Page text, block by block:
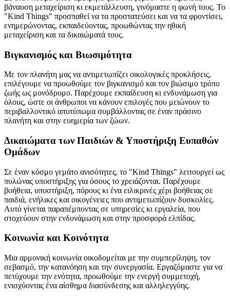
βάναυση μεταχείριση κι εκμετάλλευση, γινόμαστε η φωνή τους. Το
"Kind Things" προσπαθεί να τα προστατεύσει και να τα φροντίσει,
ενημερώνοντας, εκπαιδεύοντας, προωθώντας την ηθική
μεταχείριση και τα δικαιώματά τους.
Βιγκανισμός και Βιωσιμότητα
Με τον πλανήτη μας να αντιμετωπίζει οικολογικές προκλήσεις,
επιλέγουμε να προωθούμε τον βιγκανισμό και τον βιώσιμο τρόπο
ζωής ως μονόδρομο. Παρέχουμε εκπαίδευση κι ενδυνάμωση για
όλους, ώστε οι άνθρωποι να κάνουν επιλογές που μειώνουν το
περιβαλλοντικό αποτύπωμα συμβάλλοντας σε έναν πράσινο
πλανήτη και στην ευημερία των ζώων.
Δικαιώματα των Παιδιών & Υποστήριξη Ευπαθών
Ομάδων
Σε έναν κόσμο γεμάτο ανισότητες, το "Kind Things" λειτουργεί ως
πυλώνας υποστήριξης για όσους το χρειάζονται. Παρέχουμε
βοήθεια, υποστήριξη, πόρους κι ένα ειλικρινές χέρι βοήθειας σε
παιδιά, ενήλικες και οικογένειες που αντιμετωπίζουν δυσκολίες.
Αυτό γίνεται παραπέμποντας σε υπηρεσίες κι εργαλεία, που
στοχεύουν στην ενδυνάμωση και στην προσφορά ελπίδας.
Κοινωνία και Κοινότητα
Μια αρμονική κοινωνία οικοδομείται με την συμπερίληψη, τον
σεβασμό, την κατανόηση και την συνεργασία. Εργαζόμαστε για να
πετύχουμε την ενότητα, προωθούμε την ενεργή συμμετοχή,
ενισχύοντας ένα αίσθημα διασύνδεσης και αλληλεγγύης.